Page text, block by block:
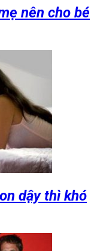
nên cho bé
dậy thì khó